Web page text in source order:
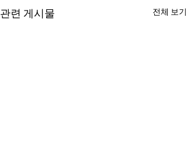
관련 게시물 전체 보기